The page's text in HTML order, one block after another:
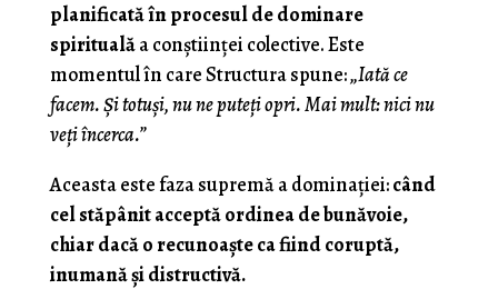
planificată în procesul de dominare
spiritualăa conștiinței colective. Este
momentul în care Structura spune:„Iată ce
facem. Și totuși, nu ne puteți opri. Mai mult: nici nu
veți încerca.”
Aceasta este faza supremă a dominației:când
cel stăpânit acceptă ordinea de bunăvoie,
chiar dacă o recunoaște ca fiind coruptă,
inumană și distructivă.